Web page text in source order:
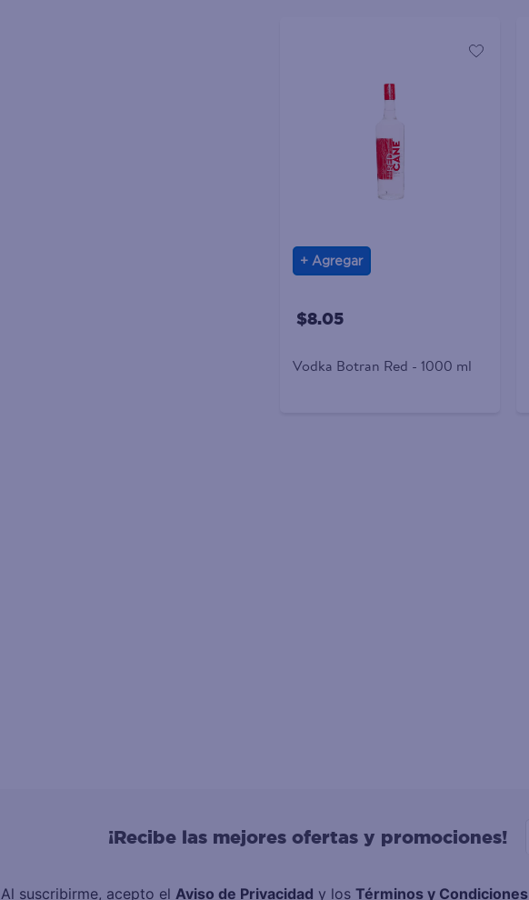
Agregar
$8.05
Vodka Botran Red - 1000 ml
¡Recibe las mejores ofertas y promociones!
Al suscribirme, acepto el Aviso de Privacidad y los Términos y Condiciones